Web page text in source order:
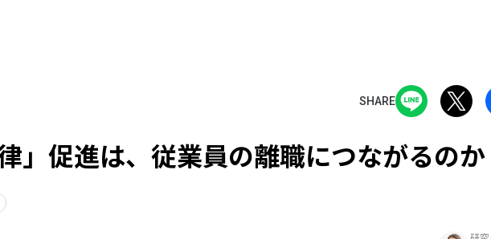
SHARE
」促進は、従業員の離職につながるのか